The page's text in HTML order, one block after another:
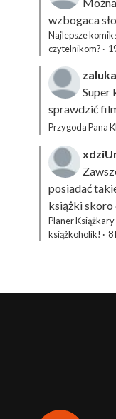
wzbogaca
Najlepsze
czytelnikom? ·
Super
sprawdzić
Przygoda Pana
posiadać
książki skoro
Planer
książkoholik! · 8